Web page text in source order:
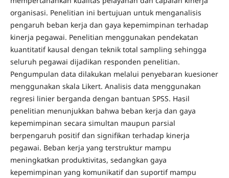
organisasi. Penelitian ini bertujuan untuk menganalisis
pengaruh beban kerja dan gaya kepemimpinan terhadap
kinerja pegawai. Penelitian menggunakan pendekatan
kuantitatif kausal dengan teknik total sampling sehingga
seluruh pegawai dijadikan responden penelitian.
Pengumpulan data dilakukan melalui penyebaran kuesioner
menggunakan skala Likert. Analisis data menggunakan
regresi linier berganda dengan bantuan SPSS. Hasil
penelitian menunjukkan bahwa beban kerja dan gaya
kepemimpinan secara simultan maupun parsial
berpengaruh positif dan signifikan terhadap kinerja
pegawai. Beban kerja yang terstruktur mampu
meningkatkan produktivitas, sedangkan gaya
kepemimpinan yang komunikatif dan suportif mampu